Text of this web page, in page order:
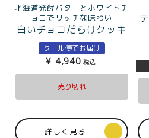
手さげ袋
季節限定
価格別
¥4,000〜¥5,999
北海道発酵バターとホワイトチ
ョコでリッチな味わい
白いチョコだらけクッキ
ー缶とtoroaTeaジンライ
ムのティータイムセット
クール便でお届け
¥ 4,940 税込
売り切れ
詳しく見る